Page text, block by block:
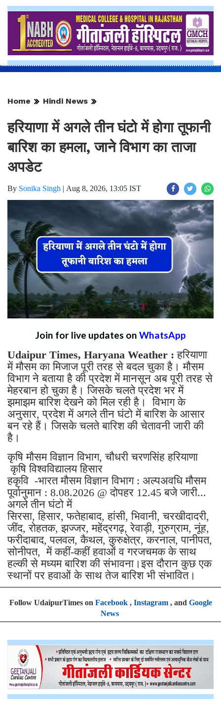
Home Hindi News
हरियाणा में अगले तीन घंटो में होगा तूफानी
बारिश का हमला, जाने विभाग का ताजा
अपडेट
By Sonika Singh | Aug 8, 2026, 13:05 IST
Join for live updates on WhatsApp
Udaipur Times, Haryana Weather :हरियाणा
में मौसम का मिजाज पूरी तरह से बदल चुका है। मौसम
विभाग ने बताया है की प्रदेश में मानसून अब पूरी तरह से
मेहरबान हो चुका है। जिसके चलते प्रदेश भर में
झमाझम बारिश देखने को मिल रही है। विभाग के
अनुसार, प्रदेश में अगले तीन घंटो में बारिश के आसार
बन रहे हैं। जिसके चलते बारिश की चेतावनी जारी की
है।
कृषि मौसम विज्ञान विभाग, चौधरी चरणसिंह हरियाणा
कृषि विश्वविद्यालय हिसार
हकृवि -भारत मौसम विज्ञान विभाग : अल्पअवधि मौसम
पूर्वानुमान : 8.08.2026 @ दोपहर 12.45 बजे जारी...
अगले तीन घंटो में
सिरसा, हिसार, फतेहाबाद, हांसी, भिवानी, चरखीदादरी,
जींद, रोहतक, झज्जर, महेंद्रगढ़, रेवाड़ी, गुरुग्राम, नूंह,
फरीदाबाद, पलवल, कैथल, कुरुक्षेत्र, करनाल, पानीपत,
सोनीपत, में कहीं-कहीं हवाओं व गरजचमक के साथ
हल्की से मध्यम बारिश की संभावना।इस दौरान कुछ एक
स्थानों पर हवाओं के साथ तेज बारिश भी संभावित।
Follow UdaipurTimes on Facebook, Instagram, and Google
News